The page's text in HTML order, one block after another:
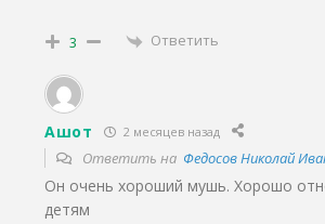
3 Ответить
Ашот 2 месяцев назад
Ответить на Федосов Николай
Он очень хороший мушь. Хорошо
детям